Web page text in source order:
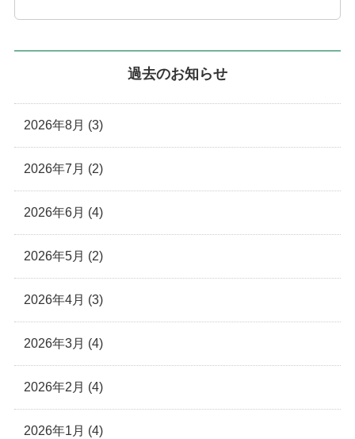
過去のお知らせ
2026年8月 (3)
2026年7月 (2)
2026年6月 (4)
2026年5月 (2)
2026年4月 (3)
2026年3月 (4)
2026年2月 (4)
2026年1月 (4)